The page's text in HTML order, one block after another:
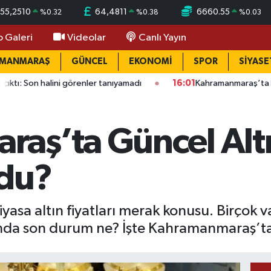
55,2510 %0.32 64,4811 %0.38 6660.55 %0.03
Galeri Videolar Canlı Yayın
GÜNCEL EKONOMİ SPOR
görenler tanıyamadı 16:01Kahramanmaraş’ta bina çöktü:
Güncel
altın fiyatları merak konusu. Birçok
son durum ne? İşte